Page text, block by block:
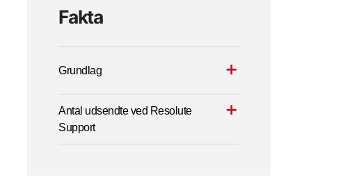
Fakta
Grundlag
Antal udsendte ved Resolute
Support